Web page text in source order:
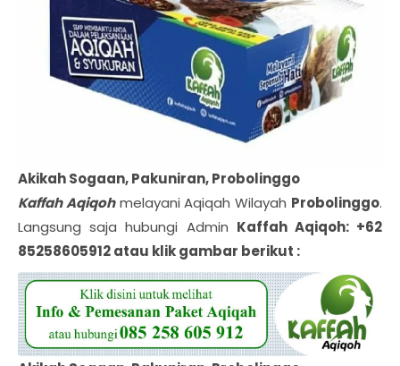
Akikah Sogaan, Pakuniran, Probolinggo
Kaffah Aqiqohmelayani Aqiqah Wilayah Probolinggo.
Langsung saja hubungi Admin Kaffah Aqiqoh: +62
85258605912 atau klik gambar berikut :